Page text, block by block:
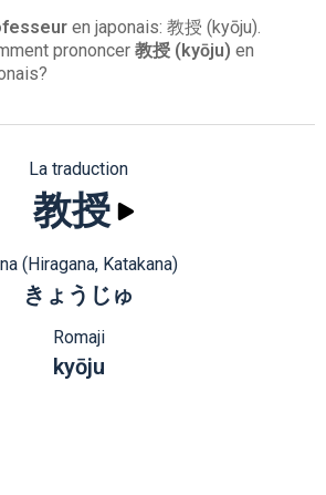
en japonais: 教授 (kyōju).
prononcer 教授 (kyōju) en
La traduction
教授
(Hiragana, Katakana)
きょうじゅ
Romaji
kyōju